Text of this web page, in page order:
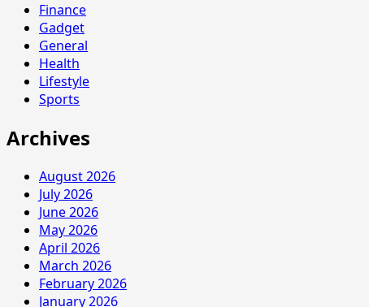
Finance
Gadget
General
Health
Lifestyle
Sports
Archives
August 2026
July 2026
June 2026
May 2026
April 2026
March 2026
February 2026
January 2026